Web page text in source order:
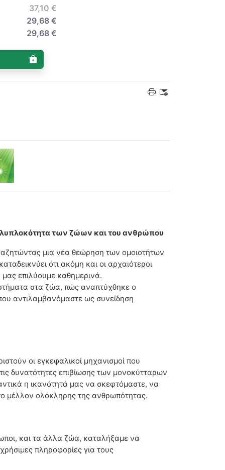
37,10 €
29,68 €
29,68 €
των ζώων και του ανθρώπου
μια νέα θεώρηση των ομοιοτήτων
ότι ακόμη και οι αρχαιότεροι
επιλύουμε καθημερινά.
στα ζώα, πώς αναπτύχθηκε ο
αντιλαμβανόμαστε ως συνείδηση
οι εγκεφαλικοί μηχανισμοί που
δυνατότητες επιβίωσης των μονοκύτταρων
η ικανότητά μας να σκεφτόμαστε, να
μέλλον ολόκληρης της ανθρωπότητας.
και τα άλλα ζώα, καταλήξαμε να
πληροφορίες για τους